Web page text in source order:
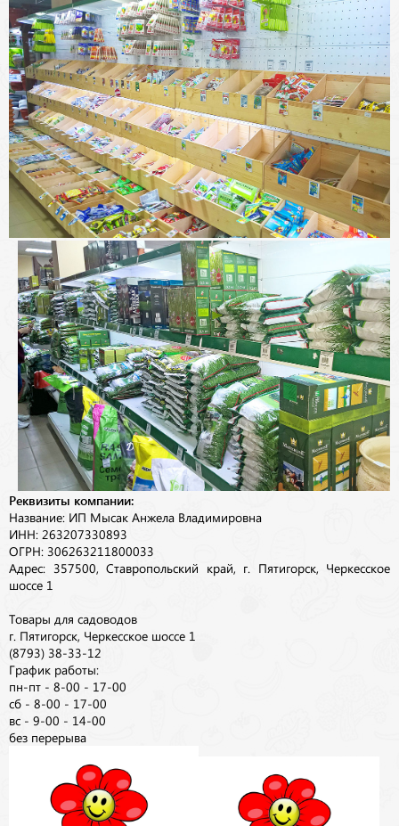
Реквизиты компании:
Название: ИП Мысак Анжела Владимировна
ИНН: 263207330893
ОГРН: 306263211800033
Адрес: 357500, Ставропольский край, г. Пятигорск, Черкесское
шоссе 1
Товары для садоводов
г. Пятигорск, Черкесское шоссе 1
(8793) 38-33-12
График работы:
пн-пт - 8-00 - 17-00
сб - 8-00 - 17-00
вс - 9-00 - 14-00
без перерыва